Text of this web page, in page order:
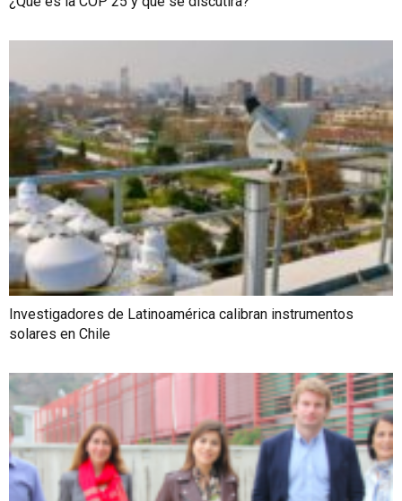
Investigadores de Latinoamérica calibran instrumentos
solares en Chile